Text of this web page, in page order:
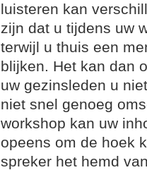
luisteren kan
zijn dat u tijdens uw
terwijl u thuis een
blijken. Het kan dan
uw gezinsleden u
niet snel genoeg
workshop kan uw
opeens om de hoek
spreker het hemd